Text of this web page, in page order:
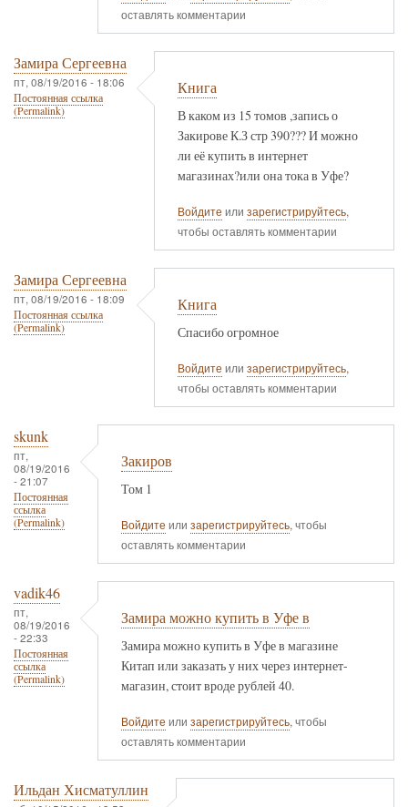
оставлять комментарии
Замира Сергеевна
пт, 08/19/2016 - 18:06
Постоянная ссылка
(Permalink)
Книга
В каком из 15 томов ,запись о
Закирове К.З стр 390??? И можно
ли её купить в интернет
магазинах?или она тока в Уфе?
Войдите или зарегистрируйтесь,
чтобы оставлять комментарии
Замира Сергеевна
пт, 08/19/2016 - 18:09
Постоянная ссылка
(Permalink)
Книга
Спасибо огромное
Войдите или зарегистрируйтесь,
чтобы оставлять комментарии
skunk
пт,
08/19/2016
- 21:07
Постоянная
ссылка
(Permalink)
Закиров
Том 1
Войдите или зарегистрируйтесь, чтобы
оставлять комментарии
vadik46
пт,
08/19/2016
- 22:33
Постоянная
ссылка
(Permalink)
Замира можно купить в Уфе в
Замира можно купить в Уфе в магазине
Китап или заказать у них через интернет-
магазин, стоит вроде рублей 40.
Войдите или зарегистрируйтесь, чтобы
оставлять комментарии
Ильдан Хисматуллин